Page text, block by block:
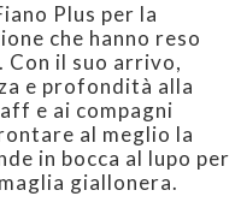
Plus per la
che hanno reso
Con il suo arrivo,
e profondità alla
e ai compagni
al meglio la
in bocca al lupo per
giallonera.